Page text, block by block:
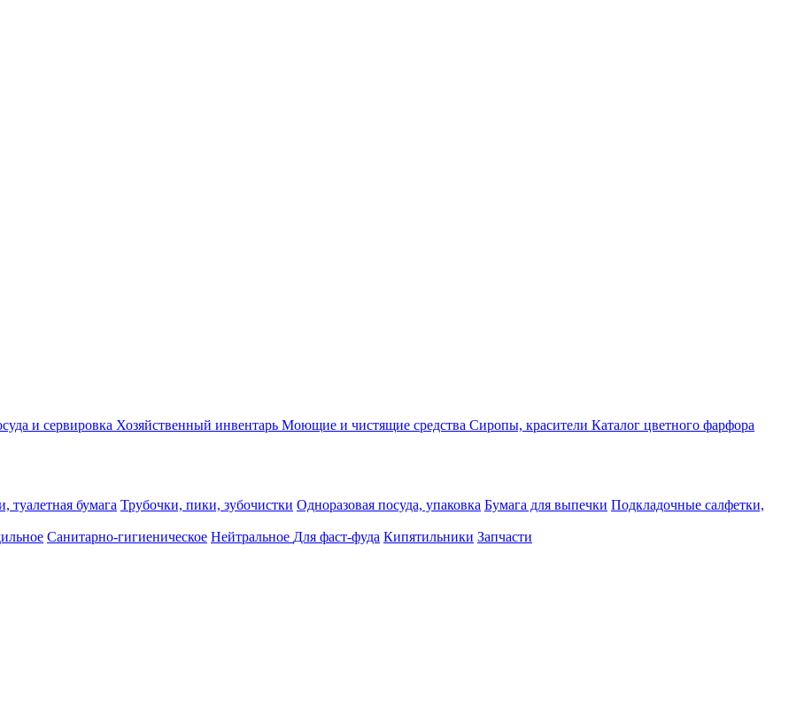
и сервировка Хозяйственный инвентарь Моющие и чистящие средства Сиропы, красители Каталог цветного фарфора
туалетная бумага Трубочки, пики, зубочистки Одноразовая посуда, упаковка Бумага для выпечки Подкладочные салфетки,
Санитарно-гигиеническое Нейтральное Для фаст-фуда Кипятильники Запчасти